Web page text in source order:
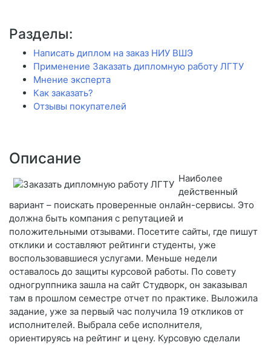
Разделы:
Написать диплом на заказ НИУ ВШЭ
Применение Заказать дипломную работу ЛГТУ
Мнение эксперта
Как заказать?
Отзывы покупателей
Описание
Наиболее
действенный
вариант – поискать проверенные онлайн-сервисы. Это
должна быть компания с репутацией и
положительными отзывами. Посетите сайты, где пишут
отклики и составляют рейтинги студенты, уже
воспользовавшиеся услугами. Меньше недели
оставалось до защиты курсовой работы. По совету
одногруппника зашла на сайт Студворк, он заказывал
там в прошлом семестре отчет по практике. Выложила
задание, уже за первый час получила 19 откликов от
исполнителей. Выбрала себе исполнителя,
ориентируясь на рейтинг и цену. Курсовую сделали